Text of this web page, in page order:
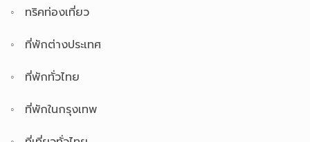
ทริคท่องเที่ยว
ที่พักต่างประเทศ
ที่พักทั่วไทย
ที่พักในกรุงเทพ